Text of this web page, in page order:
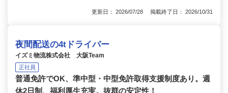
更新日： 2026/07/28 掲載終了日： 2026/10/31
夜間配送の4tドライバー
イズミ物流株式会社 大阪Team
正社員
普通免許でOK、準中型・中型免許取得支援制度あり。週
休2日制、福利厚生充実。抜群の安定性！